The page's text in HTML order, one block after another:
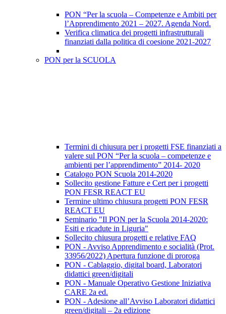
PON “Per la scuola – Competenze e Ambiti per
l’Apprendimento 2021 – 2027. Agenda Nord.
Verifica climatica dei progetti infrastrutturali
finanziati dalla politica di coesione 2021-2027
PON per la SCUOLA
Termini di chiusura per i progetti FSE finanziati a
valere sul PON “Per la scuola – competenze e
ambienti per l’apprendimento” 2014- 2020
Catalogo PON Scuola 2014-2020
Sollecito gestione Fatture e Cert per i progetti
PON FESR REACT EU
Termine ultimo chiusura progetti PON FESR
REACT EU
Seminario "Il PON per la Scuola 2014-2020:
Esiti e ricadute in Liguria"
Sollecito chiusura progetti e relative FAQ
PON - Avviso Apprendimento e socialità (Prot.
33956/2022) Apertura funzione di proroga
PON - Cablaggio, digital board, Laboratori
didattici green/digitali
PON - Manuale Operativo Gestione Iniziativa
CARE 2a ed.
PON - Adesione all’Avviso Laboratori didattici
green/digitali – 2a edizione